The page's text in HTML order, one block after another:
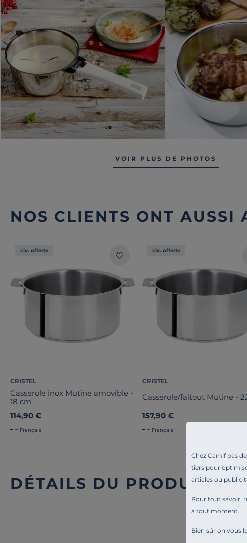
Chez Camif pas
tiers pour
articles ou
Pour tout savoir,
à tout moment.
Bien sûr on vous
VOIR PLUS DE PHOTOS
NOS CLIENTS ONT AUSSI
Liv. offerte
CRISTEL
Casserole inox Mutine amovible -
18 cm
114,90 €
Français
Liv. offerte
CRISTEL
Casserole/faitout Mutine -
157,90 €
Français
DÉTAILS DU PRODUIT